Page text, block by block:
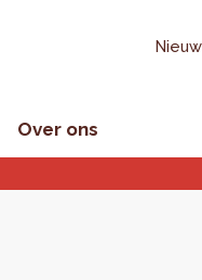
Over ons